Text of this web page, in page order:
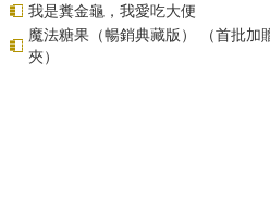
我是糞金龜，我愛吃大便
魔法糖果（暢銷典藏版） （首批加
夾）